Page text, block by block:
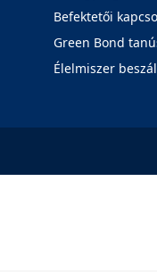
Befektetői
Green Bond
Élelmiszer